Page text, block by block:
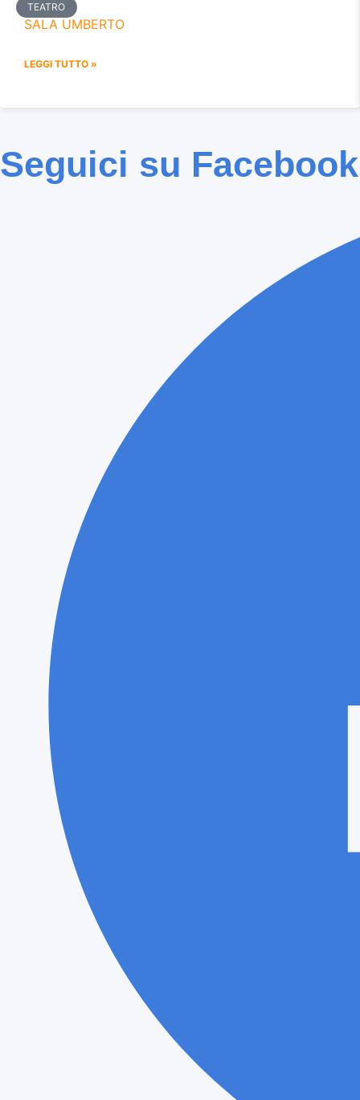
TEATRO
SALA UMBERTO
LEGGI TUTTO »
Seguici su Facebook